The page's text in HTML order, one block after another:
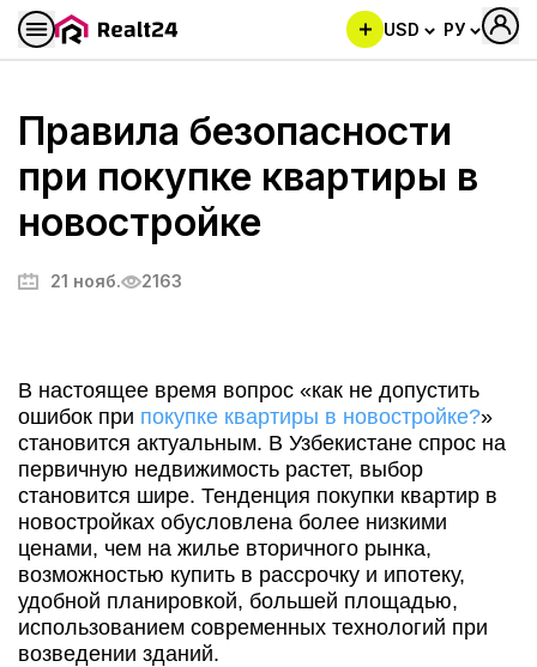
USD РУ
Правила безопасности
при покупке квартиры в
новостройке
21 нояб. 2163
В настоящее время вопрос «как не допустить
ошибок при покупке квартиры в новостройке?»
становится актуальным. В Узбекистане спрос на
первичную недвижимость растет, выбор
становится шире. Тенденция покупки квартир в
новостройках обусловлена более низкими
ценами, чем на жилье вторичного рынка,
возможностью купить в рассрочку и ипотеку,
удобной планировкой, большей площадью,
использованием современных технологий при
возведении зданий.